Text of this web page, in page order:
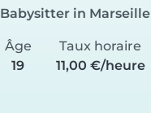
Babysitter in Marseille
Âge
19
Taux horaire
11,00 €/heure